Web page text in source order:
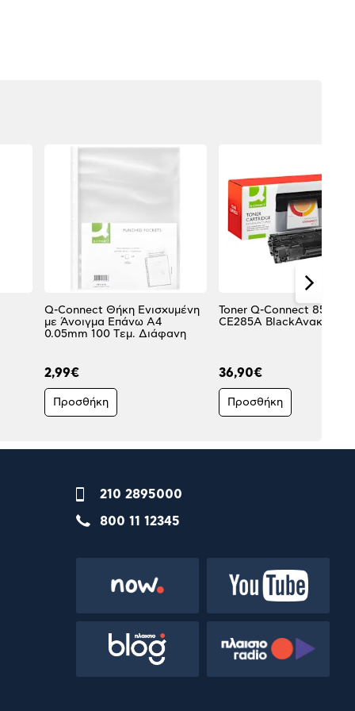
Q-Connect Θήκη Ενισχυμένη
με Άνοιγμα Επάνω Α4
0.05mm 100 Tεμ. Διάφανη
2,99€
Προσθήκη
Toner Q-Connect 85A /
CE285A
36,90€
Προσθήκη
210 2895000
800 11 12345